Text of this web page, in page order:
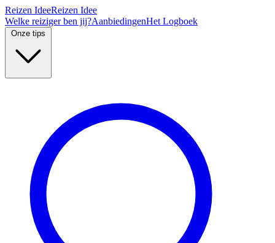
Reizen IdeeReizen Idee
Welke reiziger ben jij?AanbiedingenHet Logboek